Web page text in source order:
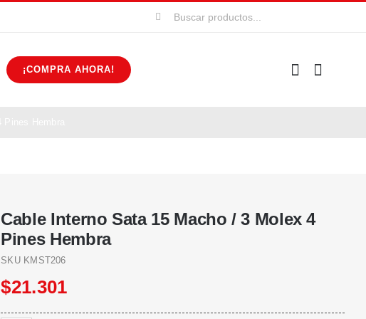
Buscar:
¡COMPRA AHORA!
Cable Interno Sata 15 Macho / 3 Molex 4
Pines Hembra
SKU KMST206
$21.301